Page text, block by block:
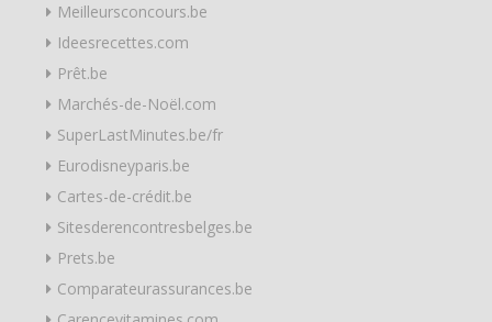
Meilleursconcours.be
Ideesrecettes.com
Prêt.be
Marchés-de-Noël.com
SuperLastMinutes.be/fr
Eurodisneyparis.be
Cartes-de-crédit.be
Sitesderencontresbelges.be
Prets.be
Comparateurassurances.be